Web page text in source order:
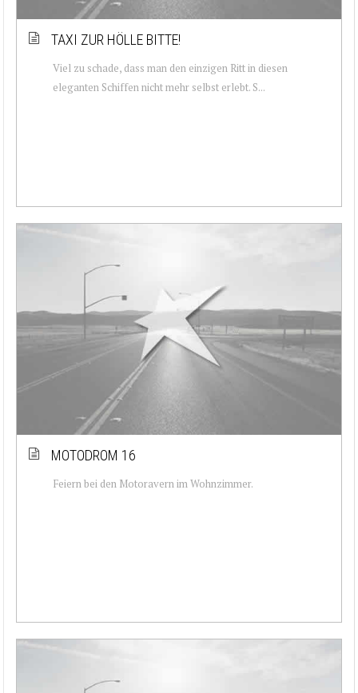
TAXI ZUR HÖLLE BITTE!
Viel zu schade, dass man den einzigen Ritt in diesen
eleganten Schiffen nicht mehr selbst erlebt. S...
MOTODROM 16
Feiern bei den Motoravern im Wohnzimmer.